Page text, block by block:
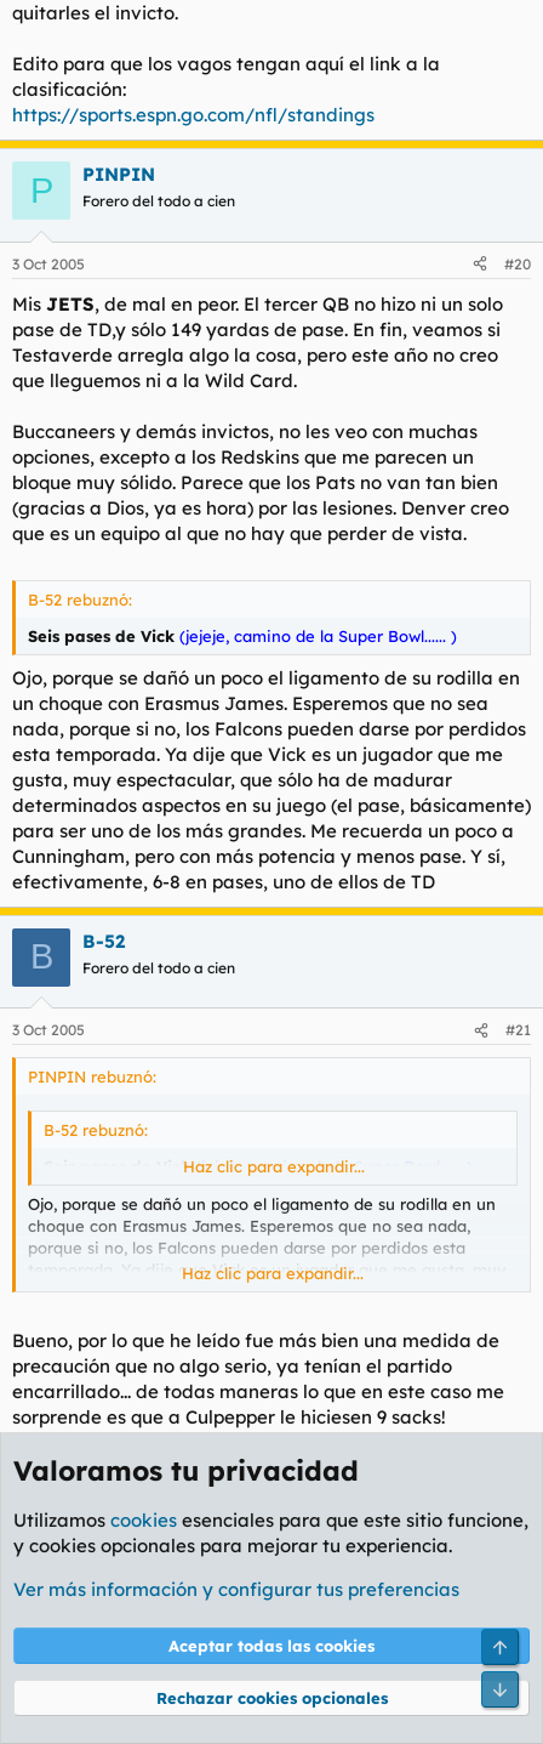
quitarles el invicto.
Edito para que los vagos tengan aquí el link a la
clasificación:
https://sports.espn.go.com/nfl/standings
P PINPIN
Forero del todo a cien
3 Oct 2005 #20
Mis JETS, de mal en peor. El tercer QB no hizo ni un solo
pase de TD,y sólo 149 yardas de pase. En fin, veamos si
Testaverde arregla algo la cosa, pero este año no creo
que lleguemos ni a la Wild Card.
Buccaneers y demás invictos, no les veo con muchas
opciones, excepto a los Redskins que me parecen un
bloque muy sólido. Parece que los Pats no van tan bien
(gracias a Dios, ya es hora) por las lesiones. Denver creo
que es un equipo al que no hay que perder de vista.
B-52 rebuznó:
Seis pases de Vick (jejeje, camino de la Super Bowl...... )
Ojo, porque se dañó un poco el ligamento de su rodilla en
un choque con Erasmus James. Esperemos que no sea
nada, porque si no, los Falcons pueden darse por perdidos
esta temporada. Ya dije que Vick es un jugador que me
gusta, muy espectacular, que sólo ha de madurar
determinados aspectos en su juego (el pase, básicamente)
para ser uno de los más grandes. Me recuerda un poco a
Cunningham, pero con más potencia y menos pase. Y sí,
efectivamente, 6-8 en pases, uno de ellos de TD
B B-52
Forero del todo a cien
3 Oct 2005 #21
PINPIN rebuznó:
B-52 rebuznó:
Seis pases de Vick (jejeje, camino de la Super Bowl...... )
Haz clic para expandir...
Ojo, porque se dañó un poco el ligamento de su rodilla en un
choque con Erasmus James. Esperemos que no sea nada,
porque si no, los Falcons pueden darse por perdidos esta
temporada. Ya dije que Vick es un jugador que me gusta, muy
espectacular, que sólo ha de madurar determinados aspectos
grandes. Me recuerda un poco a Cunningham, pero con más
potencia y menos pase. Y sí, efectivamente, 6-8 en pases, uno
de ellos de TD
Haz clic para expandir...
Bueno, por lo que he leído fue más bien una medida de
precaución que no algo serio, ya tenían el partido
encarrillado... de todas maneras lo que en este caso me
sorprende es que a Culpepper le hiciesen 9 sacks!
Saludos!
Einherjer
Frikazo
B-52 rebuznó:
PINPIN rebuznó:
Valoramos tu privacidad
Utilizamos cookies esenciales para que este sitio funcione,
y cookies opcionales para mejorar tu experiencia.
Ver más información y configurar tus preferencias
Aceptar todas las cookies
Rechazar cookies opcionales
Pie